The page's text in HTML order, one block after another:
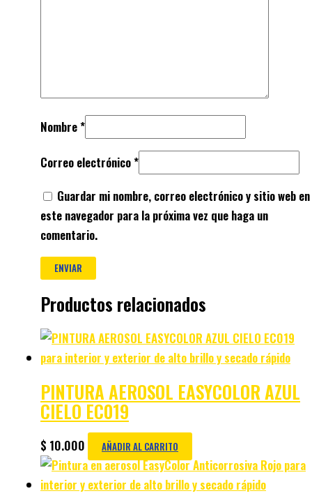
Nombre*
Correo electrónico*
Guardar mi nombre, correo electrónico y sitio web en
este navegador para la próxima vez que haga un
comentario.
Productos relacionados
PINTURA AEROSOL EASYCOLOR AZUL
CIELO EC019
$ 10.000 AÑADIR AL CARRITO